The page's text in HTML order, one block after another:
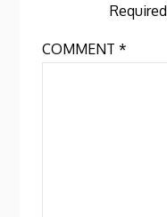
COMMENT*